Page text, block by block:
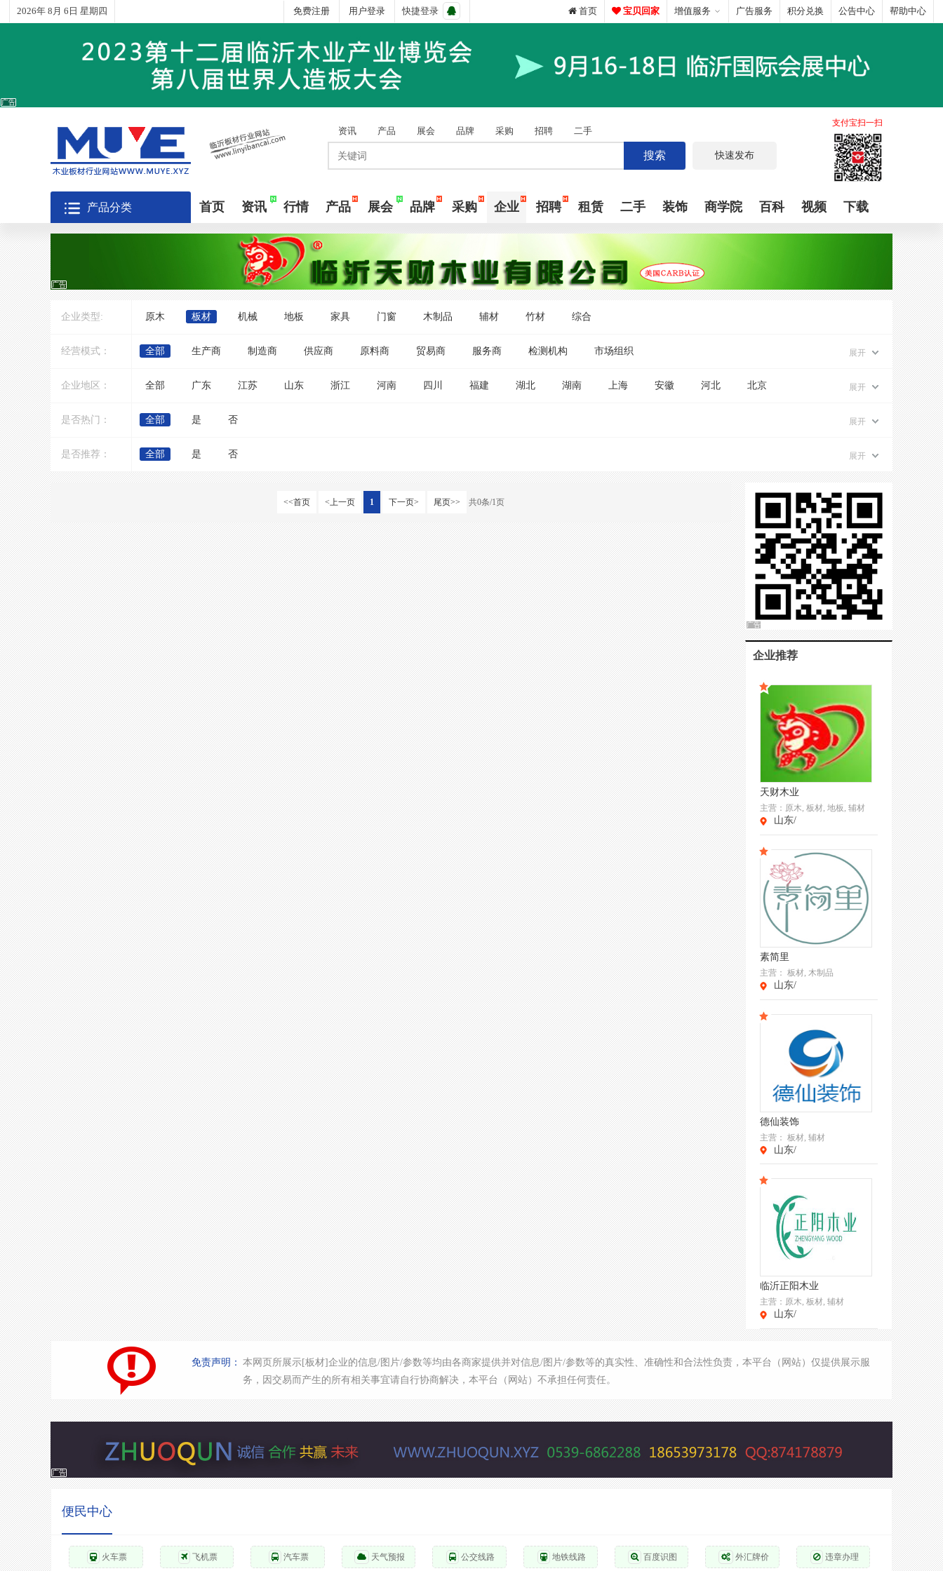
2026年 8月 6日 星期四 免费注册 用户登录 快捷登录 首页 宝贝回家 增值服务 广告服务 积分兑换 公告中心 帮助中心
广告
资讯 产品 展会 品牌 采购 招聘 二手
搜索 快速发布
支付宝扫一扫
产品分类 首页 资讯 行情 产品 展会 品牌 采购 企业 招聘 租赁 二手 装饰 商学院 百科 视频 下载
广告
企业类型: 原木 板材 机械 地板 家具 门窗 木制品 辅材 竹材 综合
经营模式： 全部 生产商 制造商 供应商 原料商 贸易商 服务商 检测机构 市场组织 展开
企业地区： 全部 广东 江苏 山东 浙江 河南 四川 福建 湖北 湖南 上海 安徽 河北 北京 展开
是否热门： 全部 是 否 展开
是否推荐： 全部 是 否 展开
<<首页 <上一页 1 下一页> 尾页>> 共0条/1页
广告
企业推荐
天财木业
主营： 原木, 板材, 地板, 辅材
山东/
素简里
主营： 板材, 木制品
山东/
德仙装饰
主营： 板材, 辅材
山东/
临沂正阳木业
主营： 原木, 板材, 辅材
山东/
免责声明：
本网页所展示[板材]企业的信息/图片/参数等均由各商家提供并对信息/图片/参数等的真实性、准确性和合法性负责，本平台（网站）仅提供展示服
务，因交易而产生的所有相关事宜请自行协商解决，本平台（网站）不承担任何责任。
广告
便民中心
火车票 飞机票 汽车票 天气预报 公交线路 地铁线路 百度识图 外汇牌价 违章办理